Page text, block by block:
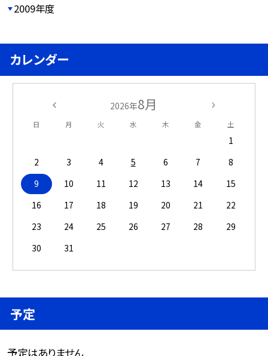
2009年度
カレンダー
2026年8月
日 月 火 水 木 金 土
1
2
3 4 5 6 7
8
9
10 11 12 13 14
15
16
17 18 19 20 21
22
23
24 25 26 27 28
29
30
31
予定
予定はありません